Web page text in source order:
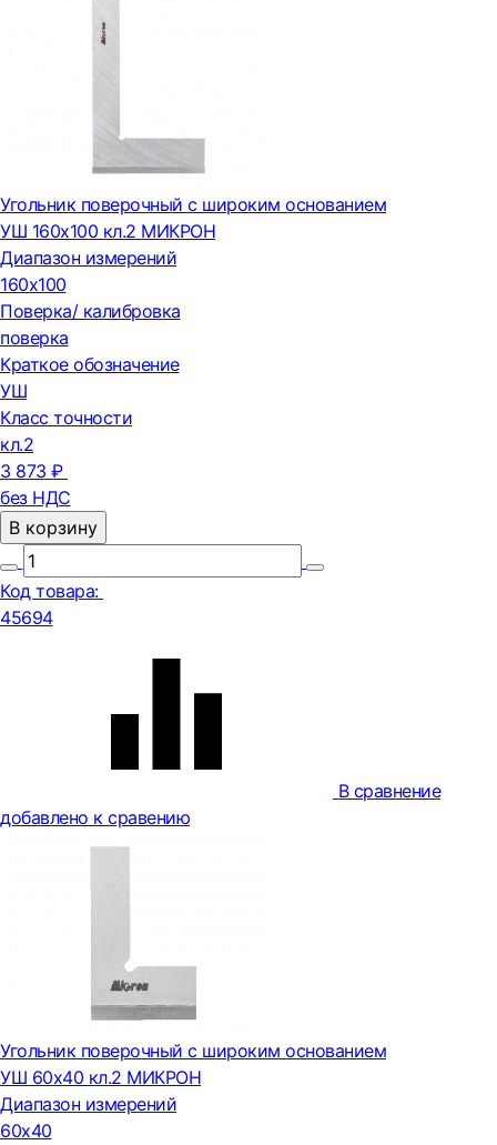
Угольник поверочный с широким основанием
УШ 160х100 кл.2 МИКРОН
Диапазон измерений
160х100
Поверка/ калибровка
поверка
Краткое обозначение
УШ
Класс точности
кл.2
3 873 ₽
без НДС
В корзину
Код товара:
45694
В сравнение
добавлено к сравению
Угольник поверочный с широким основанием
УШ 60х40 кл.2 МИКРОН
Диапазон измерений
60х40